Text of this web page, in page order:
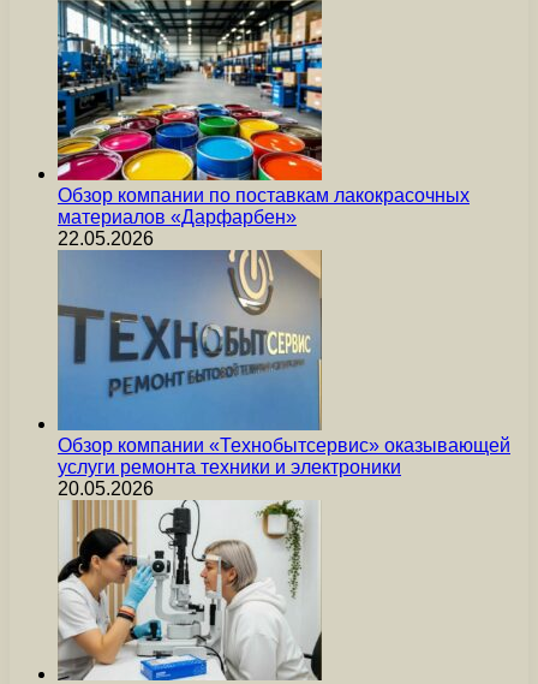
Обзор компании по поставкам лакокрасочных
материалов «Дарфарбен»
22.05.2026
Обзор компании «Технобытсервис» оказывающей
услуги ремонта техники и электроники
20.05.2026